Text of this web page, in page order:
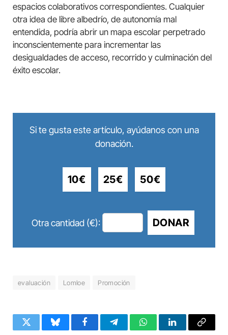
espacios colaborativos correspondientes. Cualquier
otra idea de libre albedrío, de autonomía mal
entendida, podría abrir un mapa escolar perpetrado
inconscientemente para incrementar las
desigualdades de acceso, recorrido y culminación del
éxito escolar.
Si te gusta este artículo, ayúdanos con una
donación.
10€ 25€ 50€
Otra cantidad (€): DONAR
evaluación Lomloe Promoción
Twitter BlueskyFacebookTelegramWhatsAppLinkedInCopy